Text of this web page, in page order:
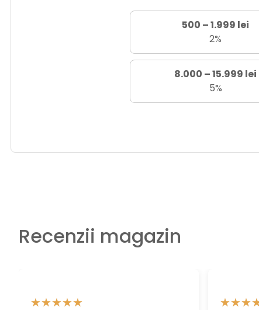
500 – 1.999 lei
2%
8.000 – 15.999 lei
5%
Recenzii magazin